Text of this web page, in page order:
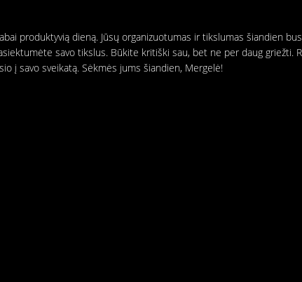
produktyvią dieną. Jūsų organizuotumas ir tikslumas šiandien
savo tikslus. Būkite kritiški sau, bet ne per daug griežti.
į savo sveikatą. Sėkmės jums šiandien, Mergelė!